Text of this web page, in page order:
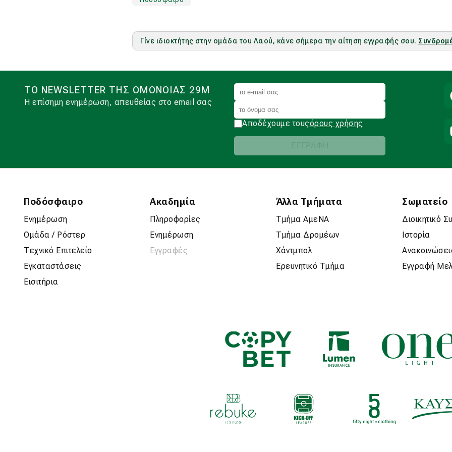
Γίνε ιδιοκτήτης στην ομάδα του Λαού, κάνε σήμερα την αίτηση εγγραφής σου.
ΤΟ NEWSLETTER ΤΗΣ ΟΜΟΝΟΙΑΣ 29Μ
Η επίσημη ενημέρωση, απευθείας στο email σας
Αποδέχουμε τουςόρους χρήσης
Ποδόσφαιρο
Ενημέρωση
Ομάδα / Ρόστερ
Τεχνικό Επιτελείο
Εγκαταστάσεις
Εισιτήρια
Ακαδημία
Πληροφορίες
Ενημέρωση
Εγγραφές
Άλλα Τμήματα
Τμήμα ΑμεΝΑ
Τμήμα Δρομέων
Χάντμπολ
Ερευνητικό Τμήμα
Σωματείο
Διοικητικό
Ιστορία
Εγγραφή